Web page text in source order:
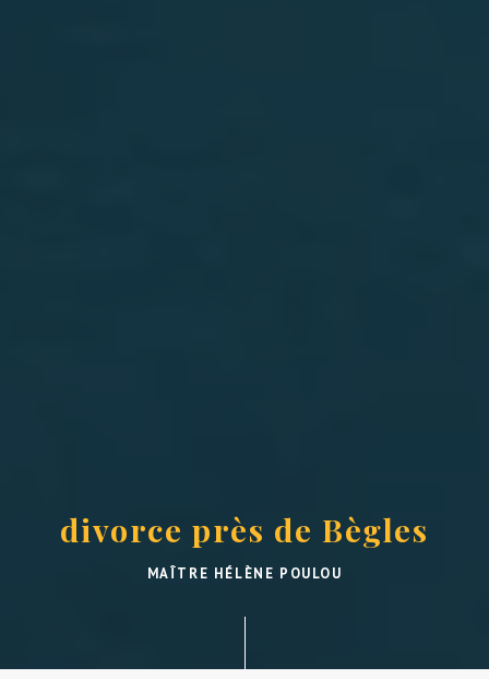
divorce près de Bègles
MAÎTRE HÉLÈNE POULOU